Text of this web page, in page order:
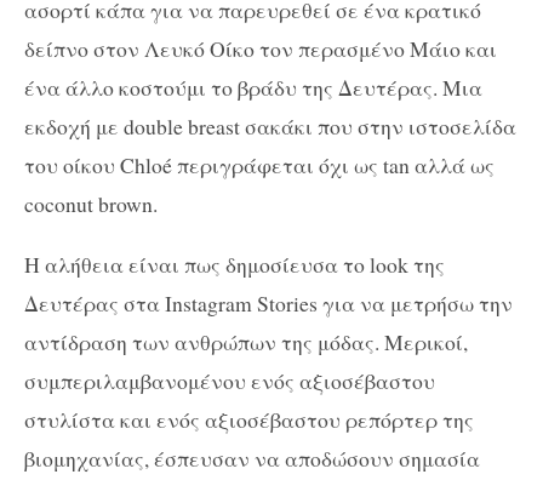
ασορτί κάπα για να παρευρεθεί σε ένα κρατικό
δείπνο στον Λευκό Οίκο τον περασμένο Μάιο και
ένα άλλο κοστούμι το βράδυ της Δευτέρας. Μια
εκδοχή με double breast σακάκι που στην ιστοσελίδα
του οίκου Chloé περιγράφεται όχι ως tan αλλά ως
coconut brown.
Η αλήθεια είναι πως δημοσίευσα το look της
Δευτέρας στα Instagram Stories για να μετρήσω την
αντίδραση των ανθρώπων της μόδας. Μερικοί,
συμπεριλαμβανομένου ενός αξιοσέβαστου
στυλίστα και ενός αξιοσέβαστου ρεπόρτερ της
βιομηχανίας, έσπευσαν να αποδώσουν σημασία